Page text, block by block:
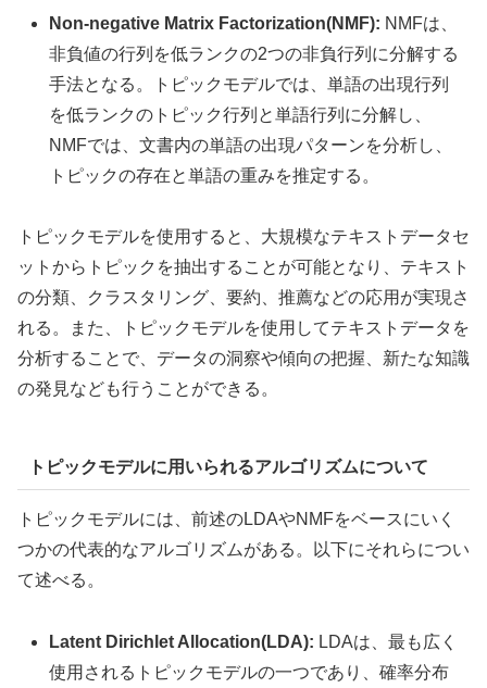
Non-negative Matrix Factorization(NMF): NMFは、
非負値の行列を低ランクの2つの非負行列に分解する
手法となる。トピックモデルでは、単語の出現行列
を低ランクのトピック行列と単語行列に分解し、
NMFでは、文書内の単語の出現パターンを分析し、
トピックの存在と単語の重みを推定する。
トピックモデルを使用すると、大規模なテキストデータセ
ットからトピックを抽出することが可能となり、テキスト
の分類、クラスタリング、要約、推薦などの応用が実現さ
れる。また、トピックモデルを使用してテキストデータを
分析することで、データの洞察や傾向の把握、新たな知識
の発見なども行うことができる。
トピックモデルに用いられるアルゴリズムについて
トピックモデルには、前述のLDAやNMFをベースにいく
つかの代表的なアルゴリズムがある。以下にそれらについ
て述べる。
Latent Dirichlet Allocation(LDA): LDAは、最も広く
使用されるトピックモデルの一つであり、確率分布